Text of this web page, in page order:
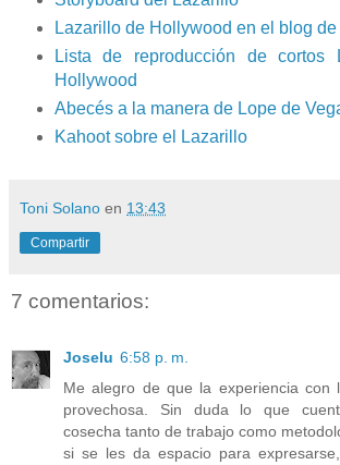
Lazarillo de Hollywood en el blog de
Lista de reproducción de cortos
Hollywood
Abecés a la manera de Lope de
Kahoot sobre el Lazarillo
Toni Solano en 13:43
Compartir
7 comentarios:
Joselu 6:58 p. m.
Me alegro de que la experiencia con
provechosa. Sin duda lo que
cosecha tanto de trabajo como
si se les da espacio para